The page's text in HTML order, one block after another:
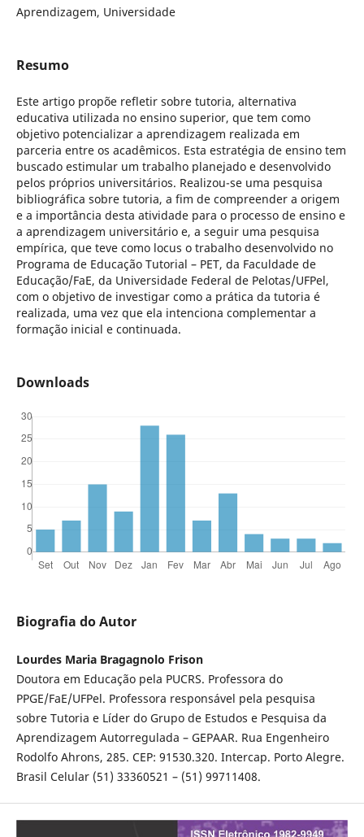
Aprendizagem, Universidade
Resumo
Este artigo propõe refletir sobre tutoria, alternativa
educativa utilizada no ensino superior, que tem como
objetivo potencializar a aprendizagem realizada em
parceria entre os acadêmicos. Esta estratégia de ensino tem
buscado estimular um trabalho planejado e desenvolvido
pelos próprios universitários. Realizou-se uma pesquisa
bibliográfica sobre tutoria, a fim de compreender a origem
e a importância desta atividade para o processo de ensino e
a aprendizagem universitário e, a seguir uma pesquisa
empírica, que teve como locus o trabalho desenvolvido no
Programa de Educação Tutorial – PET, da Faculdade de
Educação/FaE, da Universidade Federal de Pelotas/UFPel,
com o objetivo de investigar como a prática da tutoria é
realizada, uma vez que ela intenciona complementar a
formação inicial e continuada.
Downloads
Biografia do Autor
Lourdes Maria Bragagnolo Frison
Doutora em Educação pela PUCRS. Professora do
PPGE/FaE/UFPel. Professora responsável pela pesquisa
sobre Tutoria e Líder do Grupo de Estudos e Pesquisa da
Aprendizagem Autorregulada – GEPAAR. Rua Engenheiro
Rodolfo Ahrons, 285. CEP: 91530.320. Intercap. Porto Alegre.
Brasil Celular (51) 33360521 – (51) 99711408.